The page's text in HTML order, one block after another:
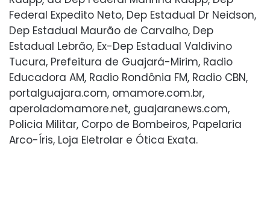
Federal Expedito Neto, Dep Estadual Dr Neidson,
Dep Estadual Maurão de Carvalho, Dep
Estadual Lebrão, Ex-Dep Estadual Valdivino
Tucura, Prefeitura de Guajará-Mirim, Radio
Educadora AM, Radio Rondônia FM, Radio CBN,
portalguajara.com, omamore.com.br,
aperoladomamore.net, guajaranews.com,
Policia Militar, Corpo de Bombeiros, Papelaria
Arco-Íris, Loja Eletrolar e Ótica Exata.